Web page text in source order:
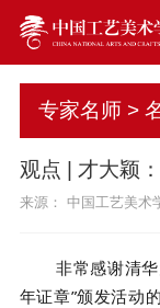
专家名师 >
观点 | 才大颖
来源： 中国工艺美术
非常感谢清
年证章”颁发活动